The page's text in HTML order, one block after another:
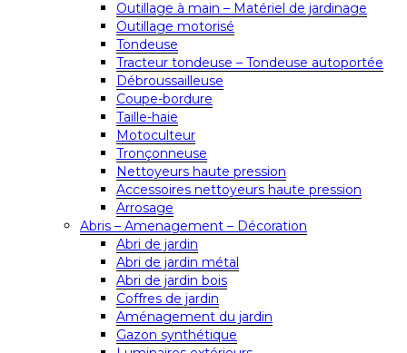
Outillage à main – Matériel de jardinage
Outillage motorisé
Tondeuse
Tracteur tondeuse – Tondeuse autoportée
Débroussailleuse
Coupe-bordure
Taille-haie
Motoculteur
Tronçonneuse
Nettoyeurs haute pression
Accessoires nettoyeurs haute pression
Arrosage
Abris – Amenagement – Décoration
Abri de jardin
Abri de jardin métal
Abri de jardin bois
Coffres de jardin
Aménagement du jardin
Gazon synthétique